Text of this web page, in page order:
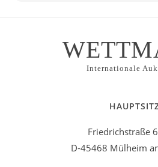
Internationale
Friedrichstraße
D-45468 Mülheim